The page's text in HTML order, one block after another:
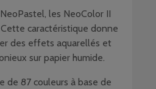
les NeoColor II
caractéristique donne
des effets aquarellés et
sur papier humide.
de 87 couleurs à base de